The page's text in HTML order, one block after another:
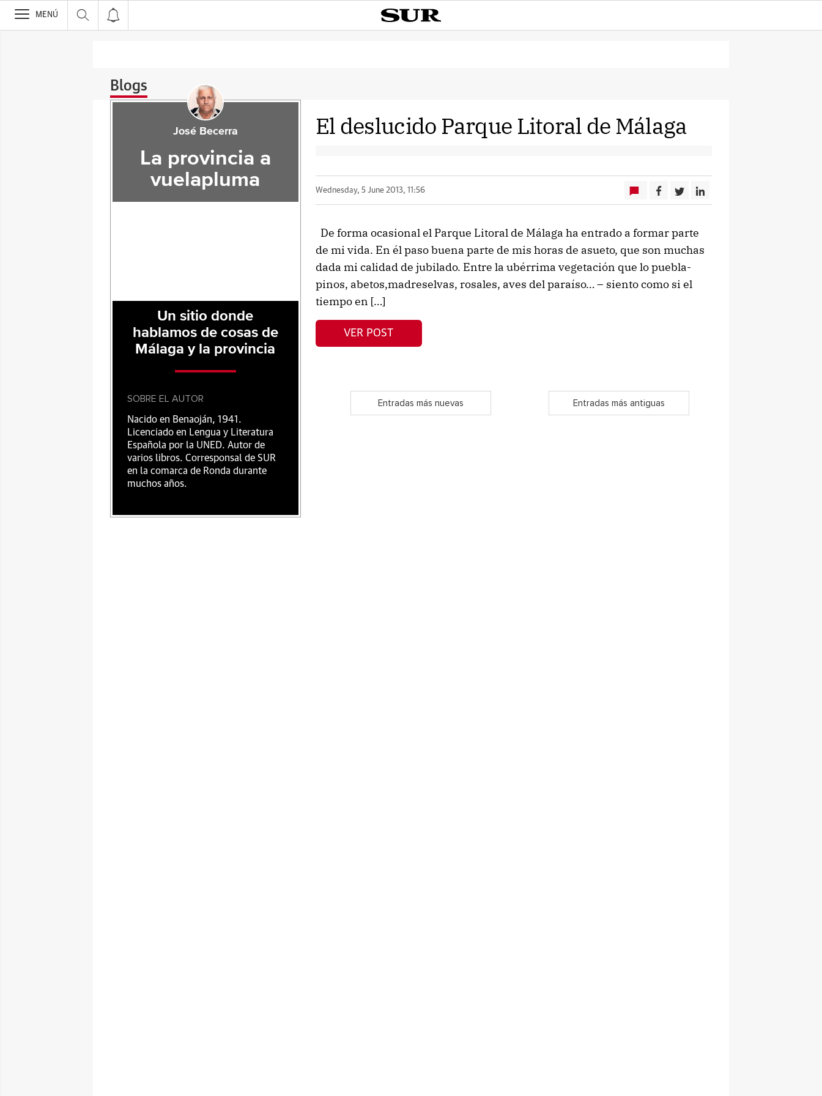
>
MENÚ
Blogs
El deslucido Parque Litoral de Málaga
Wednesday, 5 June 2013, 11:56
De forma ocasional el Parque Litoral de Málaga ha entrado a formar parte
de mi vida. En él paso buena parte de mis horas de asueto, que son muchas
dada mi calidad de jubilado. Entre la ubérrima vegetación que lo puebla-
pinos, abetos,madreselvas, rosales, aves del paraíso… – siento como si el
tiempo en […]
VER POST
Entradas más nuevas Entradas más antiguas
José Becerra
La provincia a
vuelapluma
Un sitio donde
hablamos de cosas de
Málaga y la provincia
SOBRE EL AUTOR
Nacido en Benaoján, 1941.
Licenciado en Lengua y Literatura
Española por la UNED. Autor de
varios libros. Corresponsal de SUR
en la comarca de Ronda durante
muchos años.